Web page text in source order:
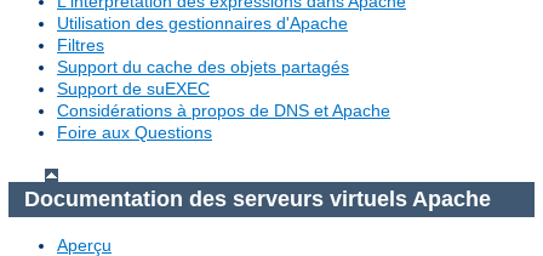
Utilisation des gestionnaires d'Apache
Filtres
Support du cache des objets partagés
Support de suEXEC
Considérations à propos de DNS et Apache
Foire aux Questions
Documentation des serveurs virtuels Apache
Aperçu